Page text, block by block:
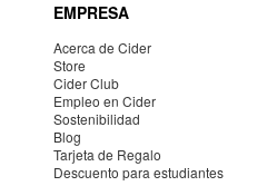
EMPRESA
Acerca de Cider
Store
Cider Club
Empleo en Cider
Sostenibilidad
Blog
Tarjeta de Regalo
Descuento para estudiantes